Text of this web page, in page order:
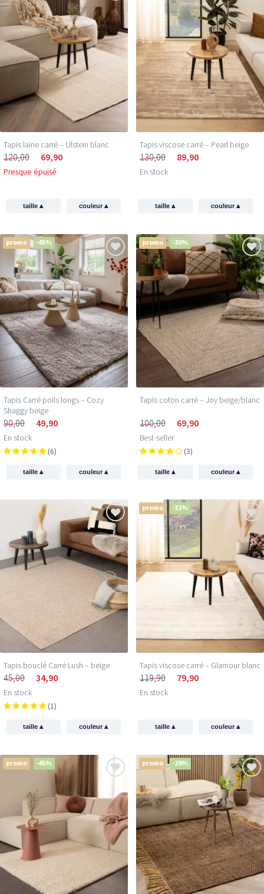
Tapis laine carré – Ulstein blanc
120,00 69,90
Presque épuisé
taille▴ couleur▴
Tapis viscose carré – Pearl beige
130,00 89,90
En stock
taille▴ couleur▴
promo -45%
Tapis Carré poils longs – Cozy
Shaggy beige
90,00 49,90
En stock
(6)
taille▴ couleur▴
promo -30%
Tapis coton carré – Joy beige/blanc
100,00 69,90
Best-seller
(3)
taille▴ couleur▴
Tapis bouclé Carré Lush – beige
45,00 34,90
En stock
(1)
taille▴ couleur▴
promo -33%
Tapis viscose carré – Glamour blanc
119,90 79,90
En stock
taille▴ couleur▴
promo -45% promo -29%